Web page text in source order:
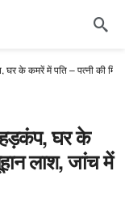
के कमरें में पति – पत्नी की
घर के
लाश, जांच में